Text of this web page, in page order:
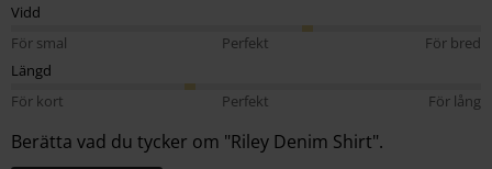
Vidd
För smal
Perfekt
För bred
Längd
För kort
Perfekt För lång
Berätta vad du tycker om "Riley Denim Shirt".